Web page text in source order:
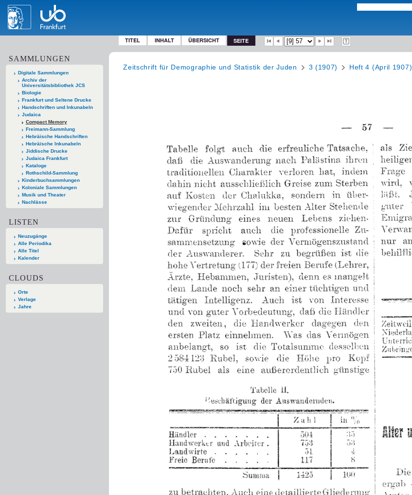
TITEL INHALT ÜBERSICHT SEITE
SAMMLUNGEN
Digitale Sammlungen
Archiv der
Universitätsbibliothek JCS
Biologie
Frankfurt und Seltene Drucke
Handschriften und Inkunabeln
Judaica
Compact Memory
Freimann-Sammlung
Hebräische Handschriften
Hebräische Inkunabeln
Jiddische Drucke
Judaica Frankfurt
Kataloge
Rothschild-Sammlung
Kinderbuchsammlungen
Koloniale Sammlungen
Musik und Theater
Nachlässe
LISTEN
Neuzugänge
Alle Periodika
Alle Titel
Kalender
CLOUDS
Orte
Verlage
Jahre
Zeitschrift für Demographie und Statistik der Juden 3 (1907) Heft 4 (April 1907)